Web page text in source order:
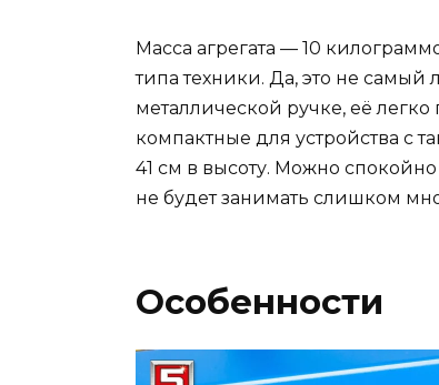
Масса агрегата — 10
типа техники. Да, это не
металлической ручке, её
компактные для устройства с
41 см в высоту. Можно
не будет занимать слишком
Особенности